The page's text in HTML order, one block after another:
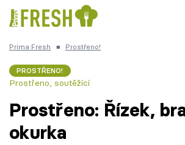
Česká kuchyně
Prima Fresh ■ Prostřeno!
PROSTŘENO!
Prostřeno, soutěžící
Prostřeno: Řízek,
okurka